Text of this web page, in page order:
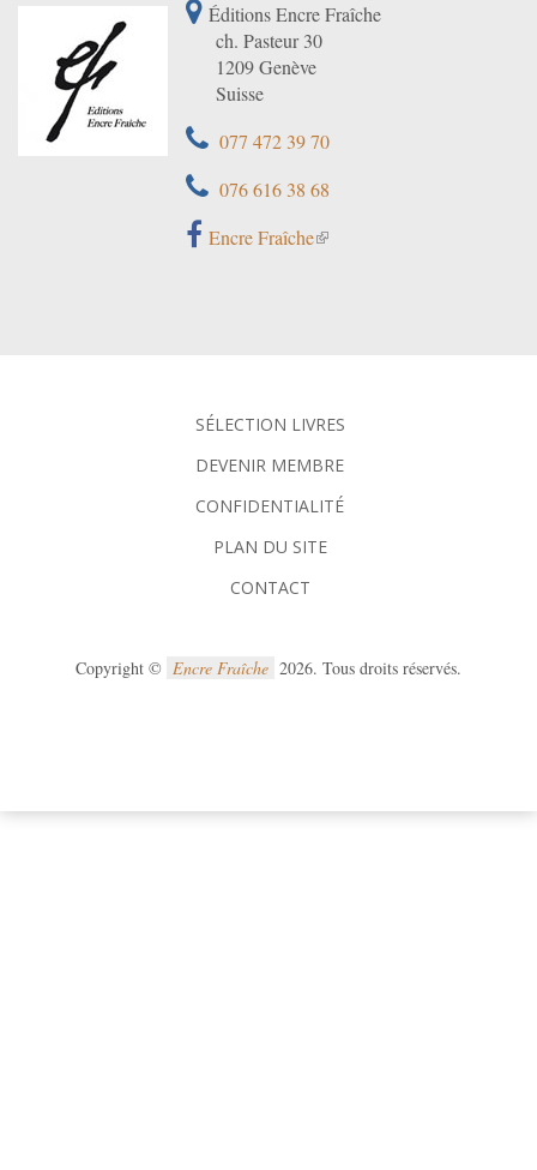
Éditions Encre Fraîche
ch. Pasteur 30
1209 Genève
Suisse
077 472 39 70
076 616 38 68
Encre Fraîche
SÉLECTION LIVRES
DEVENIR MEMBRE
CONFIDENTIALITÉ
PLAN DU SITE
CONTACT
Copyright © Encre Fraîche 2026. Tous droits réservés.